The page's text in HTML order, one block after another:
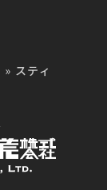
» スティ